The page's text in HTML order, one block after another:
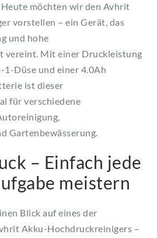
möchten wir den Avhrit
vorstellen – ein Gerät, das
und hohe
vereint. Mit einer Druckleistung
1-Düse und einer 4.0Ah
ist dieser
für verschiedene
Gartenbewässerung.
– Einfach jede
meistern
Blick auf eines der
Akku-Hochdruckreinigers –